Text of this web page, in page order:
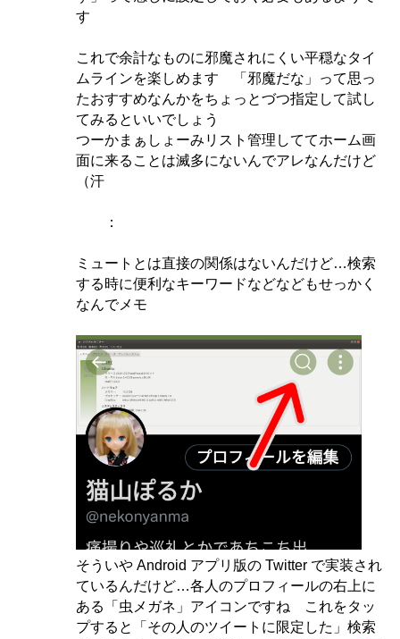
す
これで余計なものに邪魔されにくい平穏なタイ
ムラインを楽しめます 「邪魔だな」って思っ
たおすすめなんかをちょっとづつ指定して試し
てみるといいでしょう
つーかまぁしょーみリスト管理しててホーム画
面に来ることは滅多にないんでアレなんだけど
（汗
：
ミュートとは直接の関係はないんだけど…検索
する時に便利なキーワードなどなどもせっかく
なんでメモ
そういや Android アプリ版の Twitter で実装され
ているんだけど…各人のプロフィールの右上に
ある「虫メガネ」アイコンですね これをタッ
プすると「その人のツイートに限定した」検索